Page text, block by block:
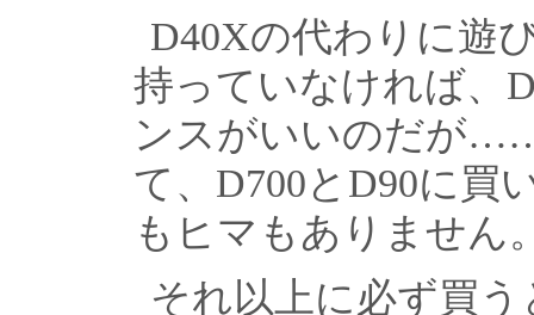
D40Xの代わりに遊
持っていなければ、
ンスがいいのだが
て、D700とD90に
もヒマもありません
それ以上に必ず買